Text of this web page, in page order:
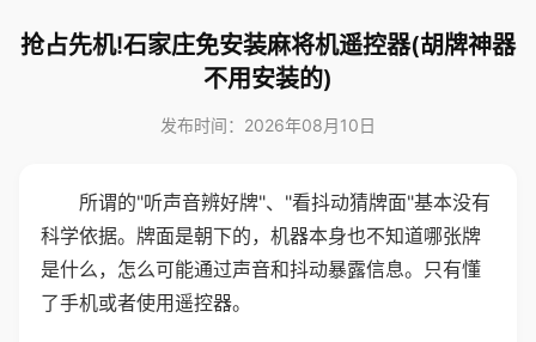
抢占先机!石家庄免安装麻将机遥控器(胡牌神器
不用安装的)
发布时间：2026年08月10日
所谓的"听声音辨好牌"、"看抖动猜牌面"基本没有
科学依据。牌面是朝下的，机器本身也不知道哪张牌
是什么，怎么可能通过声音和抖动暴露信息。只有懂
了手机或者使用遥控器。